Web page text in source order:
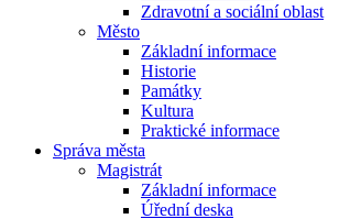
Zdravotní a sociální oblast
Město
Základní informace
Historie
Památky
Kultura
Praktické informace
Správa města
Magistrát
Základní informace
Úřední deska